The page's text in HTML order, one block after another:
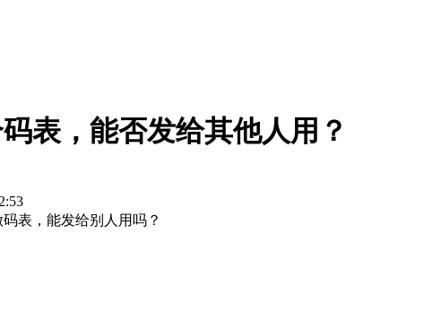
表，能否发给其他人用？
表，能发给别人用吗？